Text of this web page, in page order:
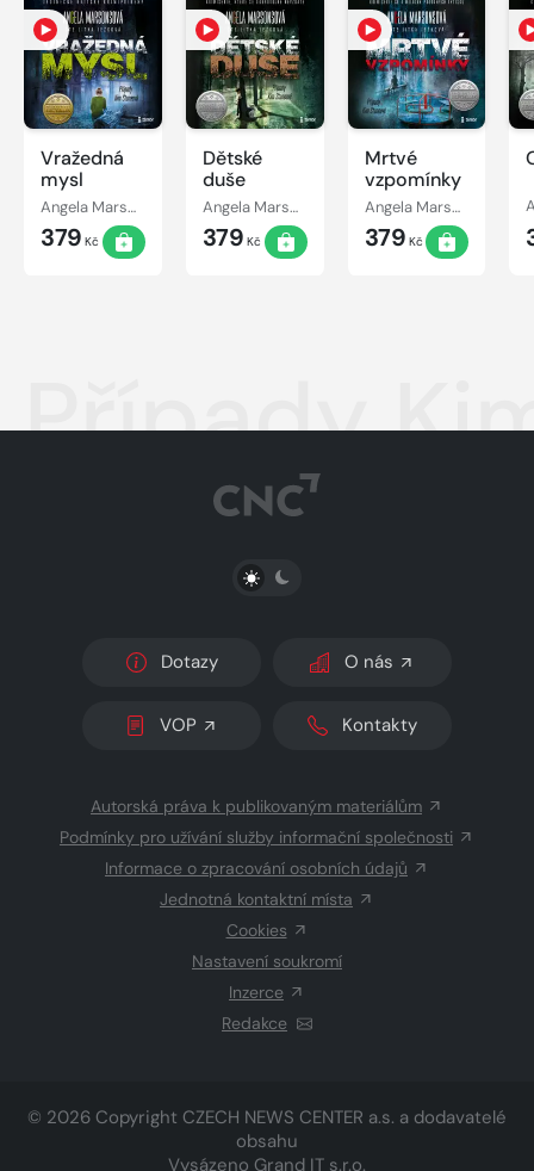
Vražedná
mysl
Angela Marsonsová
379 Kč
Dětské
duše
Angela Marsonsová
379 Kč
Mrtvé
vzpomínky
Angela Marsonsová
379 Kč
Případy
PŘEPNOUT SVĚTLÝ/TMAVÝ REŽIM
Dotazy O nás
VOP Kontakty
Autorská práva k publikovaným materiálům
Podmínky pro užívání služby informační společnosti
Informace o zpracování osobních údajů
Jednotná kontaktní místa
Cookies
Nastavení soukromí
Inzerce
Redakce
© 2026 Copyright CZECH NEWS CENTER a.s. a dodavatelé
obsahu
Vysázeno Grand IT s.r.o.